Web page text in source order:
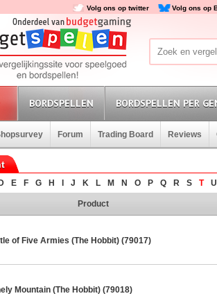
Volg ons op twitter Volg ons op
BORDSPELLEN BORDSPELLEN PER
Forum Trading Board Reviews
D E F G H J K L M N O P Q R S T U
Product
of Five Armies (The Hobbit) (79017)
Mountain (The Hobbit) (79018)